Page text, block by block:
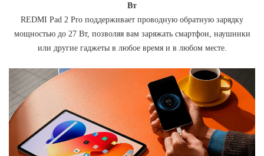
Вт
REDMI Pad 2 Pro поддерживает проводную обратную зарядку
мощностью до 27 Вт, позволяя вам заряжать смартфон, наушники
или другие гаджеты в любое время и в любом месте.